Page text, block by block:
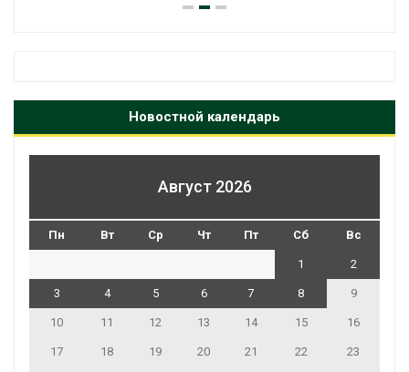
Новостной календарь
Август 2026
Пн Вт Ср Чт Пт Сб Вс
1 2
3 4 5 6 7 8 9
10 11 12 13 14 15 16
17 18 19 20 21 22 23